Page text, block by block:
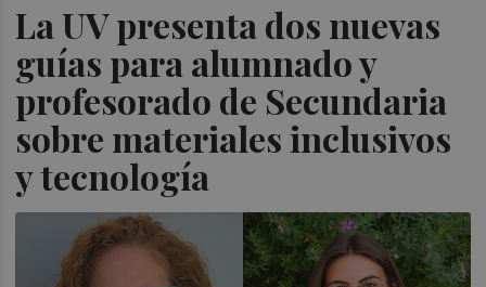
La UV presenta dos nuevas
guías para alumnado y
profesorado de Secundaria
sobre materiales inclusivos
y tecnología